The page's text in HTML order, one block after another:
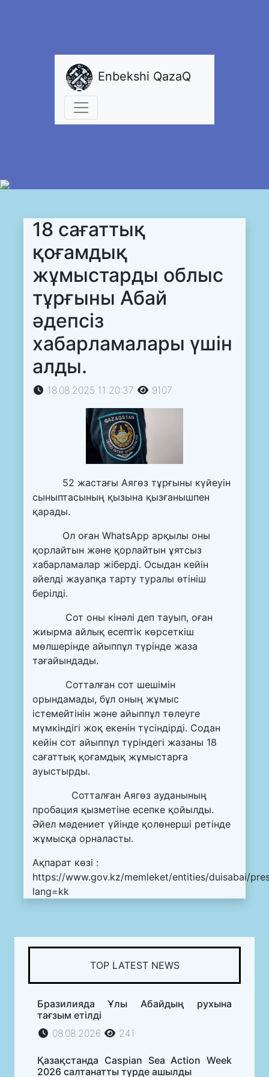
Enbekshi QazaQ
18 сағаттық
қоғамдық
жұмыстарды облыс
тұрғыны Абай
әдепсіз
хабарламалары үшін
алды.
18.08.2025 11:20:37 9107
52 жастағы Аягөз тұрғыны күйеуін
сыныптасының қызына қызғанышпен
қарады.
Ол оған WhatsApp арқылы оны
қорлайтын және қорлайтын ұятсыз
хабарламалар жіберді. Осыдан кейін
әйелді жауапқа тарту туралы өтініш
берілді.
Сот оны кінәлі деп тауып, оған
жиырма айлық есептік көрсеткіш
мөлшерінде айыппұл түрінде жаза
тағайындады.
Сотталған сот шешімін
орындамады, бұл оның жұмыс
істемейтінін және айыппұл төлеуге
мүмкіндігі жоқ екенін түсіндірді. Содан
кейін сот айыппұл түріндегі жазаны 18
сағаттық қоғамдық жұмыстарға
ауыстырды.
Сотталған Аягөз ауданының
пробация қызметіне есепке қойылды.
Әйел мәдениет үйінде қолөнерші ретінде
жұмысқа орналасты.
Ақпарат көзі :
https://www.gov.kz/memleket/entities/duisabai/
lang=kk
TOP LATEST NEWS
Бразилияда Ұлы Абайдың рухына
тағзым етілді
08.08.2026
241
Қазақстанда Caspian Sea Action Week
2026 салтанатты түрде ашылды